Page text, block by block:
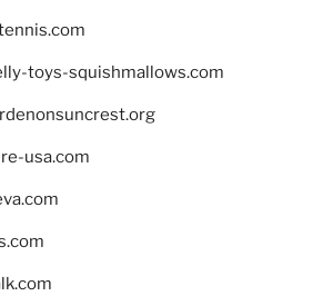
toys-squishmallows.com
usa.com